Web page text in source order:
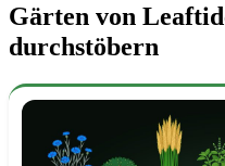
Gärten von
durchstöbern